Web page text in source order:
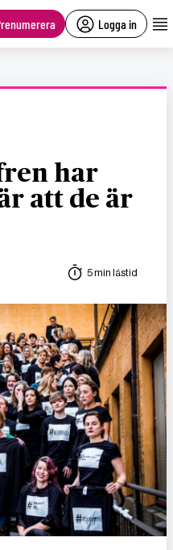
Logga in
har
att de är
5 min lästid